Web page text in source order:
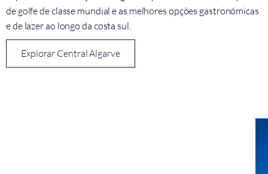
de golfe de classe mundial e as melhores opções gastronómicas
e de lazer ao longo da costa sul.
Explorar Central Algarve